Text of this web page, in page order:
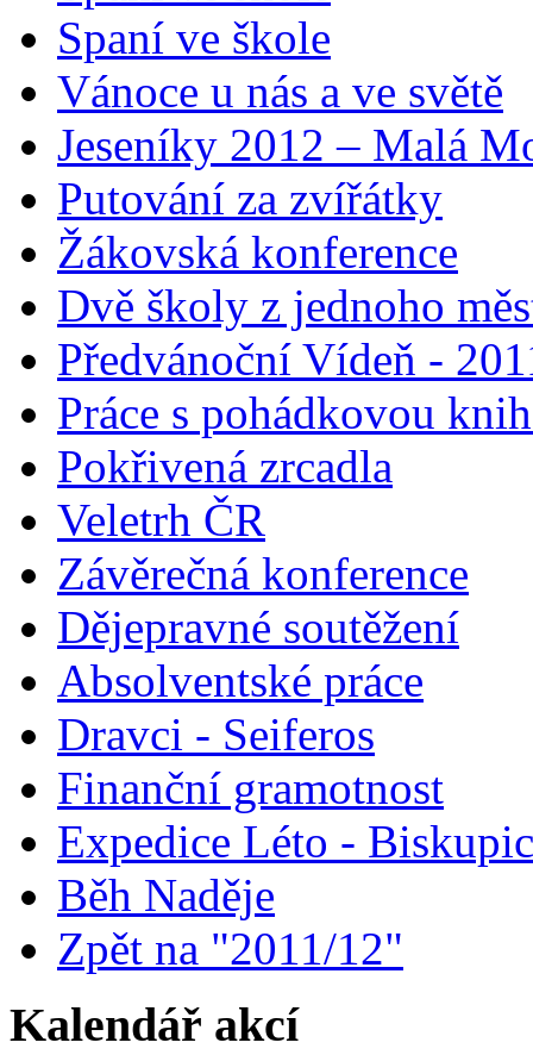
Spaní ve škole
Vánoce u nás a ve světě
Jeseníky 2012 – Malá
Putování za zvířátky
Žákovská konference
Dvě školy z jednoho
Předvánoční Vídeň -
Práce s pohádkovou
Pokřivená zrcadla
Veletrh ČR
Závěrečná konference
Dějepravné soutěžení
Absolventské práce
Dravci - Seiferos
Finanční gramotnost
Expedice Léto -
Běh Naděje
Zpět na "2011/12"
Kalendář akcí